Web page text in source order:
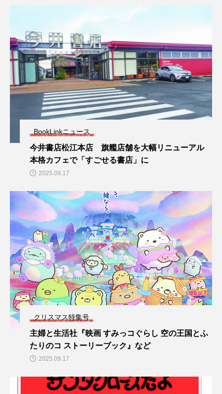
BookLinkニュース
今井書店松江本店 旗艦店舗を大幅リニューアル
本格カフェで「すごせる書店」に
2025.09.17
クリスマス特集号
主婦と生活社『映画 すみっコぐらし 空の王国とふ
たりのコ ストーリーブック』など
2025.09.17